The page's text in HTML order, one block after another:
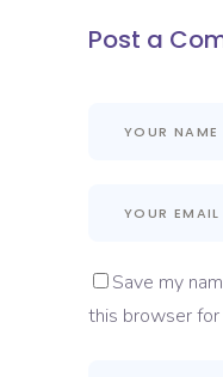
Post a
Save my
this browser